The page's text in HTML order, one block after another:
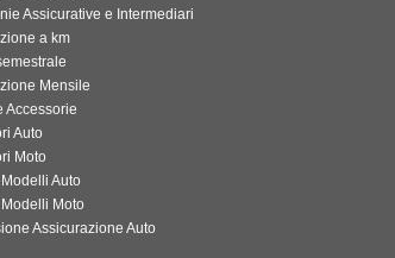
Assicurative e Intermediari
a km
Mensile
Accessorie
Auto
Moto
Auto
Moto
Assicurazione Auto